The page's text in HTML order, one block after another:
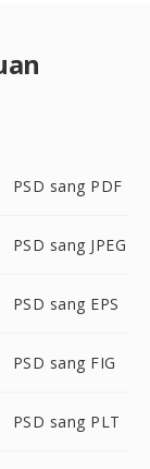
PSD sang PDF
PSD sang JPEG
PSD sang EPS
PSD sang FIG
PSD sang PLT